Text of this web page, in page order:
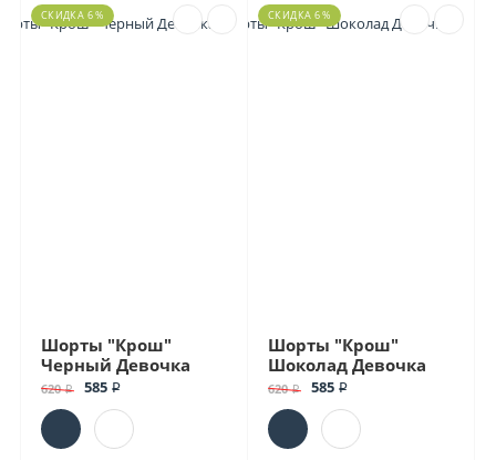
СКИДКА 6 %
Шорты "Крош"
Черный Девочка
620 ₽ 585 ₽
СКИДКА 6 %
Шорты "Крош"
Шоколад Девочка
620 ₽ 585 ₽